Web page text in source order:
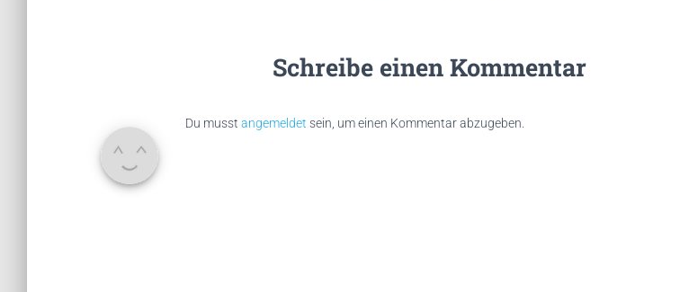
Schreibe einen Kommentar
Du musst angemeldet sein, um einen Kommentar abzugeben.